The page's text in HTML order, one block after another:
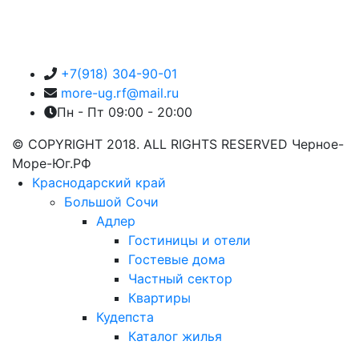
+7(918) 304-90-01
more-ug.rf@mail.ru
Пн - Пт 09:00 - 20:00
© COPYRIGHT 2018. ALL RIGHTS RESERVED Черное-
Море-Юг.РФ
Краснодарский край
Большой Сочи
Адлер
Гостиницы и отели
Гостевые дома
Частный сектор
Квартиры
Кудепста
Каталог жилья